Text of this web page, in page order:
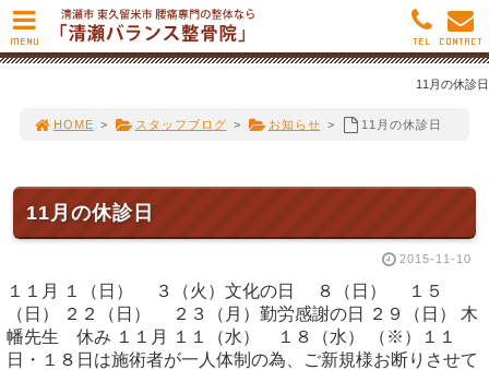
11月の休診日
HOME > スタッフブログ > お知らせ > 11月の休診日
11月の休診日
2015-11-10
１１月 １（日） ３（火）文化の日 ８（日） １５
（日） ２２（日） ２３（月）勤労感謝の日 ２９（日） 木
幡先生 休み １１月 １１（水） １８（水） （※）１１
日・１８日は施術者が一人体制の為、ご新規様お断りさせて
MENU CONTACT
TEL